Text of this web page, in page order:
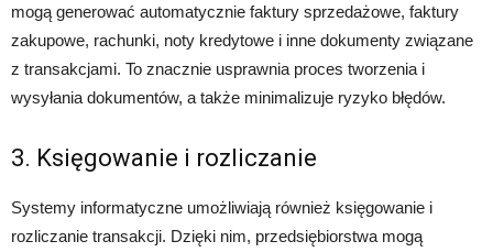
mogą generować automatycznie faktury sprzedażowe, faktury
zakupowe, rachunki, noty kredytowe i inne dokumenty związane
z transakcjami. To znacznie usprawnia proces tworzenia i
wysyłania dokumentów, a także minimalizuje ryzyko błędów.
3. Księgowanie i rozliczanie
Systemy informatyczne umożliwiają również księgowanie i
rozliczanie transakcji. Dzięki nim, przedsiębiorstwa mogą